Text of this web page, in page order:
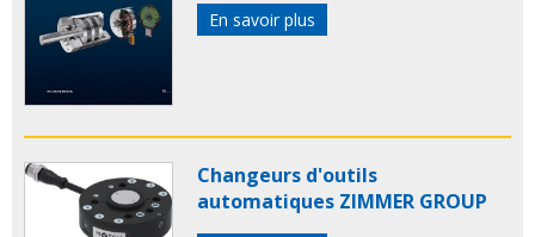
En savoir plus
Changeurs d'outils
automatiques ZIMMER GROUP